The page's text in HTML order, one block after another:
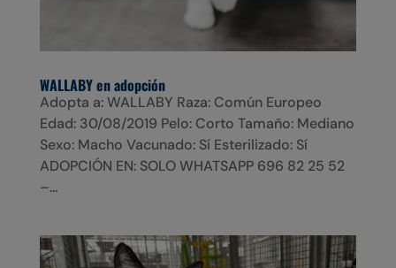
WALLABY en adopción
Adopta a: WALLABY Raza: Común Europeo
Edad: 30/08/2019 Pelo: Corto Tamaño: Mediano
Sexo: Macho Vacunado: Sí Esterilizado: Sí
ADOPCIÓN EN: SOLO WHATSAPP 696 82 25 52
–...